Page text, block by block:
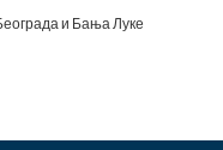
и Бања Луке